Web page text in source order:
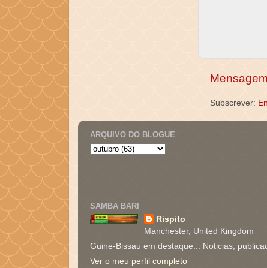
Subscrever:
ARQUIVO DO BLOGUE
SAMBA BARI
Rispito
Manchester, United Kingdom
Guine-Bissau em destaque... Noticias,
Ver o meu perfil completo